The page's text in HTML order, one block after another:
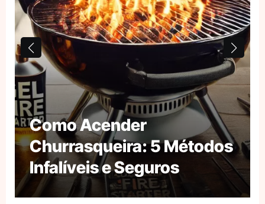
Como Acender
Churrasqueira: 5 Métodos
Infalíveis e Seguros